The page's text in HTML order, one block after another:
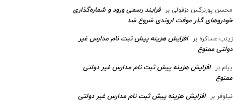
محسن پورنرگس دزفولی بر
فرایند رسمی ورود و شماره‌گذاری
خودرو‌های گذر موقت اروندی شروع شد
زینب عساکره بر
افزایش هزینه پیش ثبت نام مدارس غیر
دولتی ممنوع
پیام بر
افزایش هزینه پیش ثبت نام مدارس غیر دولتی
ممنوع
نیلوفر بر
افزایش هزینه پیش ثبت نام مدارس غیر دولتی